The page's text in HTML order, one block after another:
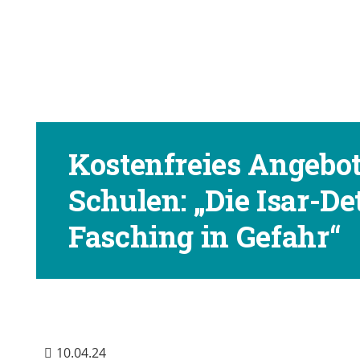
Kostenfreies
Schulen: „Die Isar-
Fasching in Gefahr“
10.04.24